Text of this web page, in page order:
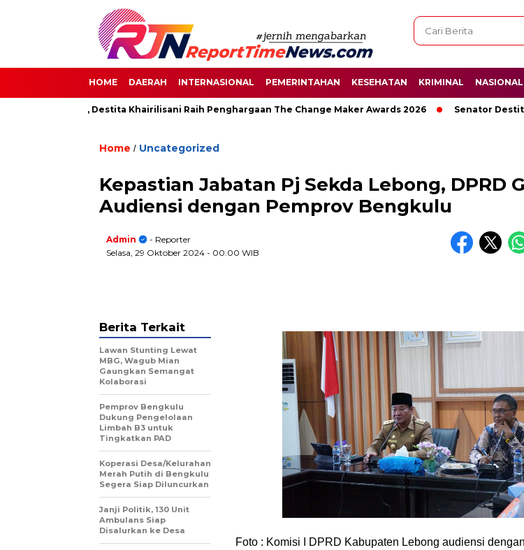
HOME DAERAH INTERNASIONAL PEMERINTAHAN KESEHATAN KRIMINAL NASIONAL
di Senayan, Destita Khairilisani Raih Penghargaan The Change Maker Awards 2026 Senator Destita
Home / Uncategorized
Kepastian Jabatan Pj Sekda Lebong, DPRD
Audiensi dengan Pemprov Bengkulu
Admin
- Reporter
Selasa, 29 Oktober 2024 - 00:00 WIB
Foto : Komisi I DPRD Kabupaten Lebong audiensi
Berita Terkait
Lawan Stunting Lewat
MBG, Wagub Mian
Gaungkan Semangat
Kolaborasi
Pemprov Bengkulu
Dukung Pengelolaan
Limbah B3 untuk
Tingkatkan PAD
Koperasi Desa/Kelurahan
Merah Putih di Bengkulu
Segera Siap Diluncurkan
Janji Politik, 130 Unit
Ambulans Siap
Disalurkan ke Desa